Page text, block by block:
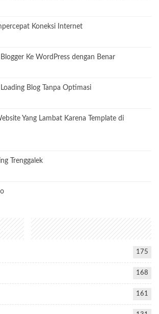
Koneksi Internet
Ke WordPress dengan Benar
Blog Tanpa Optimasi
Yang Lambat Karena Template di
Trenggalek
175
168
161